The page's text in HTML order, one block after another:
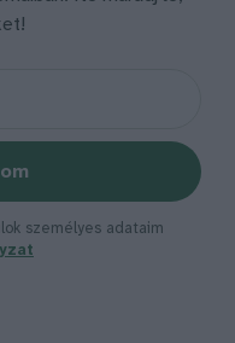
személyes adataim